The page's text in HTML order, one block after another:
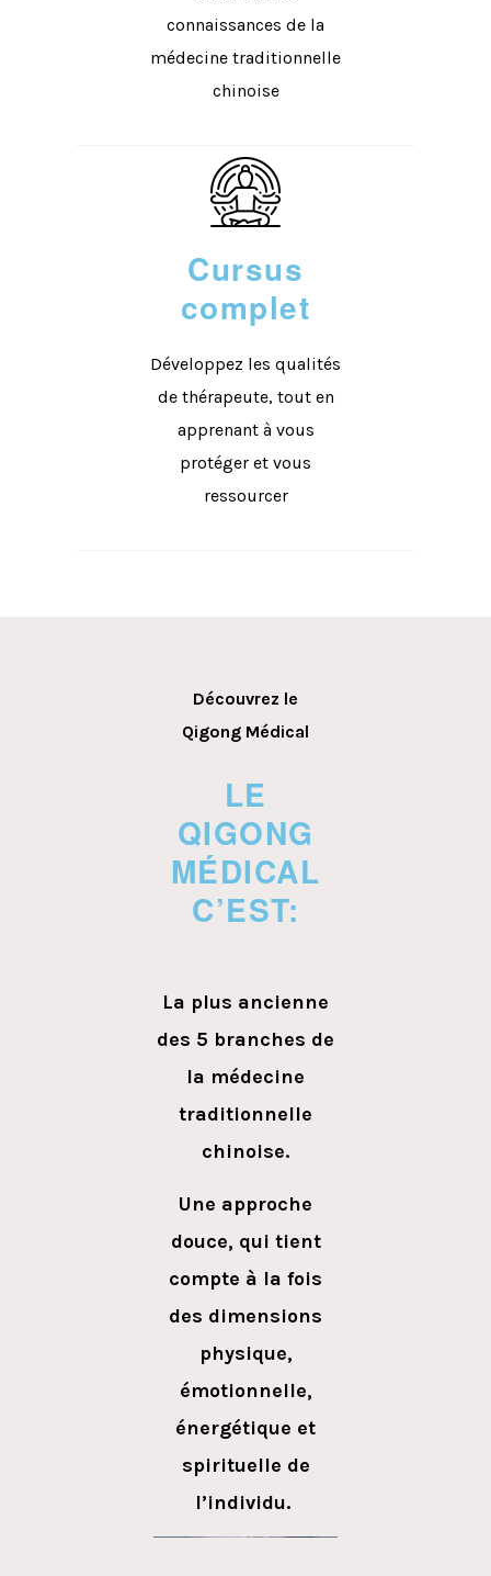
connaissances de la
médecine traditionnelle
chinoise
Cursus
complet
Développez les qualités
de thérapeute, tout en
apprenant à vous
protéger et vous
ressourcer
Découvrez le
Qigong Médical
LE
QIGONG
MÉDICAL
C’EST:
La plus ancienne
des 5 branches de
la médecine
traditionnelle
chinoise.
Une approche
douce, qui tient
compte à la fois
des dimensions
physique,
émotionnelle,
énergétique et
spirituelle de
l’individu.